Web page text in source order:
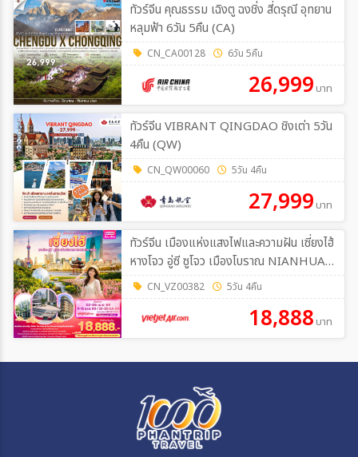
ทัวร์จีน คุณธรรม เฉิงตู ฉงชิ่ง สี่ดรุณี อุทยาน
หลุมฟ้า 6วัน 5คืน (CA)
CN_CA00128 6วัน 5คืน
26,999 บาท
ทัวร์จีน VIBRANT QINGDAO ชิงเต่า 5วัน
4คืน (QW)
CN_QW00060 5วัน 4คืน
27,999 บาท
ทัวร์จีน เมืองแห่งแสงไฟและความฝัน เซี่ยงไฮ้
หางโจว อู่ซี ซูโจว เมืองโบราณ NIANHUA
WAN 5วัน 4คืน (VZ)
CN_VZ00382 5วัน 4คืน
18,888 บาท